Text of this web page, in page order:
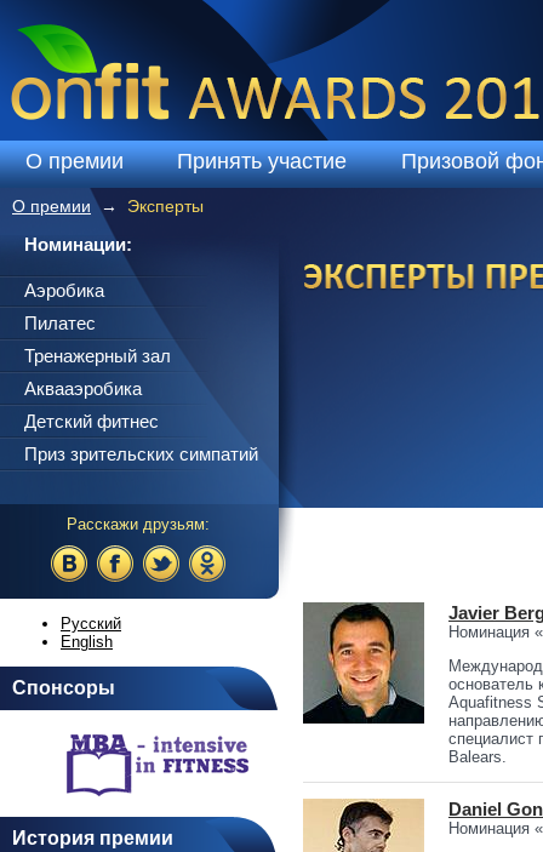
Перейти к основному содержанию
О премии Принять участие Призовой
Вы здесь
О премии Эксперты
Javier
Номинация
основатель
Aquafitness
специалист
Balears.
Daniel
Номинация
Номинации:
Аэробика
Пилатес
Тренажерный зал
Аквааэробика
Детский фитнес
Приз зрительских симпатий
Расскажи друзьям:
Русский
English
Спонсоры
История премии